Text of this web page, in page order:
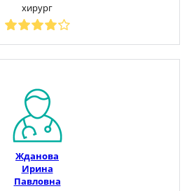
хирург
Жданова
Ирина
Павловна